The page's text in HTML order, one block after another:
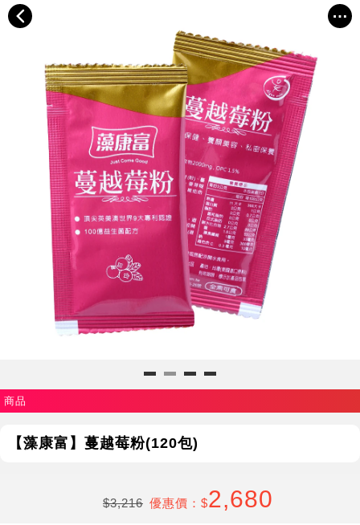
商品
【藻康富】蔓越莓粉(120包)
$3,216 優惠價：$2,680